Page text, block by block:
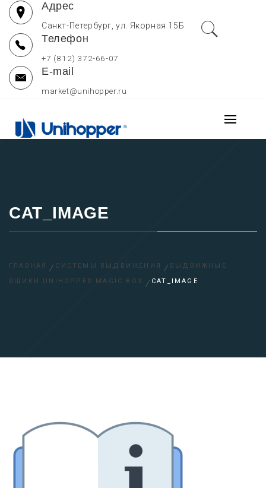
Перейти
содержимому
Адрес
Санкт-Петербург, ул. Якорная 15Б
Телефон
+7 (812) 372-66-07
E-mail
market@unihopper.ru
UNIHOPPER РОССИЯ
МЕБЕЛЬНЫЕ
Основное
меню
CAT_IMAGE
ГЛАВНАЯ СИСТЕМЫ ВЫДВИЖЕНИЯ
ВЫДВИЖНЫЕ
ЯЩИКИ UNIHOPPER MAGIC BOX
CAT_IMAGE